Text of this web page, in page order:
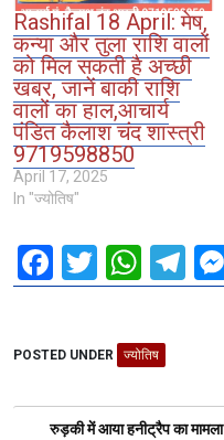
Rashifal 18 April: मेष,
कन्या और तुला राशि वालों
को मिल सकती है अच्छी
खबर, जानें बाकी राशि
वालों का हाल,आचार्य
पंडित कैलाश चंद शास्त्री
9719598850
April 17, 2025
In "ज्योतिष"
F
a
b
o
T
wi
tt
er
W
h
at
s
A
T
el
a
POSTED UNDER ज्योतिष
रुड़की में आया हनीट्रैप का मामला